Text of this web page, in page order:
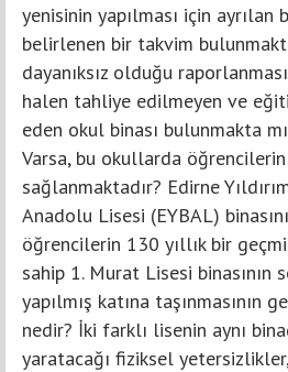
yenisinin yapılması için ayrılan
belirlenen bir takvim
dayanıksız olduğu
halen tahliye edilmeyen ve
eden okul binası bulunmakta
Varsa, bu okullarda
sağlanmaktadır? Edirne
Anadolu Lisesi (EYBAL)
öğrencilerin 130 yıllık bir
sahip 1. Murat Lisesi binasının
yapılmış katına taşınmasının
nedir? İki farklı lisenin aynı
yaratacağı fiziksel yetersizlikler,